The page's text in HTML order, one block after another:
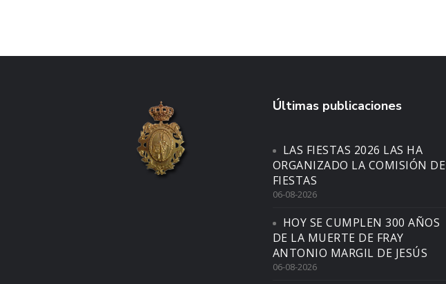
Últimas publicaciones
LAS FIESTAS 2026 LAS HA
ORGANIZADO LA COMISIÓN DE
FIESTAS
06-08-2026
HOY SE CUMPLEN 300 AÑOS
DE LA MUERTE DE FRAY
ANTONIO MARGIL DE JESÚS
06-08-2026